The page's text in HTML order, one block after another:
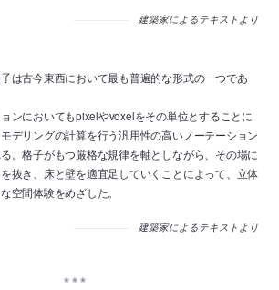
建築家によるテキストより
は古今東西において最も普遍的な形式の一つであ
ンにおいてもpixelやvoxelをその単位とすることに
デリングの計算を行う汎用性の高いノーテーション
。格子がもつ厳格な規律を軸としながら、その場に
抜き、床と壁を適宜足していくことによって、立体
空間体験をめざした。
建築家によるテキストより